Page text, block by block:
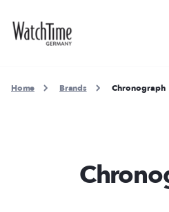
Home Brands Chronograph